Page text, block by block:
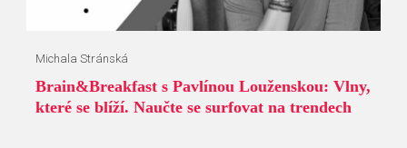
Michala Stránská
Brain&Breakfast s Pavlínou Louženskou: Vlny,
které se blíží. Naučte se surfovat na trendech